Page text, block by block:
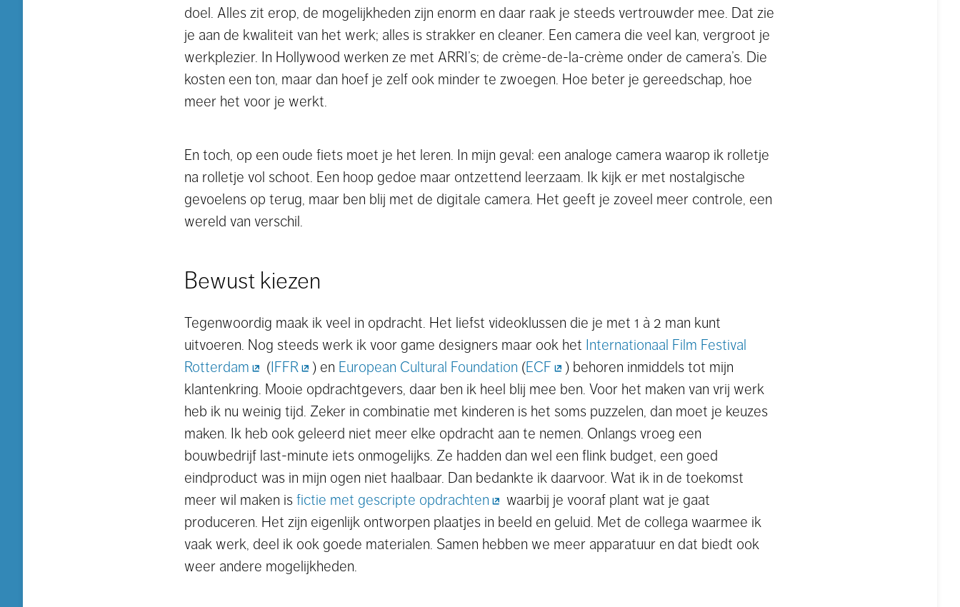
doel. Alles zit erop, de mogelijkheden zijn enorm en daar raak je steeds vertrouwder mee. Dat zie
je aan de kwaliteit van het werk; alles is strakker en cleaner. Een camera die veel kan, vergroot je
werkplezier. In Hollywood werken ze met ARRI’s; de crème-de-la-crème onder de camera’s. Die
kosten een ton, maar dan hoef je zelf ook minder te zwoegen. Hoe beter je gereedschap, hoe
meer het voor je werkt.
En toch, op een oude fiets moet je het leren. In mijn geval: een analoge camera waarop ik rolletje
na rolletje vol schoot. Een hoop gedoe maar ontzettend leerzaam. Ik kijk er met nostalgische
gevoelens op terug, maar ben blij met de digitale camera. Het geeft je zoveel meer controle, een
wereld van verschil.
Bewust kiezen
Tegenwoordig maak ik veel in opdracht. Het liefst videoklussen die je met 1 à 2 man kunt
uitvoeren. Nog steeds werk ik voor game designers maar ook het Internationaal Film Festival
Rotterdam
(IFFR ) en European Cultural Foundation (ECF
) behoren inmiddels tot mijn
klantenkring. Mooie opdrachtgevers, daar ben ik heel blij mee ben. Voor het maken van vrij werk
heb ik nu weinig tijd. Zeker in combinatie met kinderen is het soms puzzelen, dan moet je keuzes
maken. Ik heb ook geleerd niet meer elke opdracht aan te nemen. Onlangs vroeg een
bouwbedrijf last-minute iets onmogelijks. Ze hadden dan wel een flink budget, een goed
eindproduct was in mijn ogen niet haalbaar. Dan bedankte ik daarvoor. Wat ik in de toekomst
meer wil maken is fictie met gescripte opdrachten
waarbij je vooraf plant wat je gaat
produceren. Het zijn eigenlijk ontworpen plaatjes in beeld en geluid. Met de collega waarmee ik
vaak werk, deel ik ook goede materialen. Samen hebben we meer apparatuur en dat biedt ook
weer andere mogelijkheden.